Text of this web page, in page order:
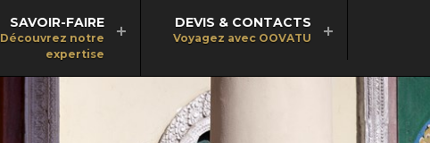
SAVOIR-FAIRE
Découvrez notre
expertise
DEVIS & CONTACTS
Voyagez avec OOVATU